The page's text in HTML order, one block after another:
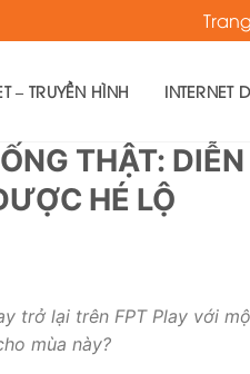
– TRUYỀN HÌNH INTERNET
THẬT:
HÉ LỘ
trở lại trên FPT Play với
mùa này?